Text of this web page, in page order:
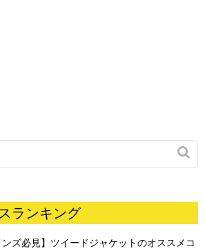

ランキング
ンズ必見】ツイードジャケットのオススメコ